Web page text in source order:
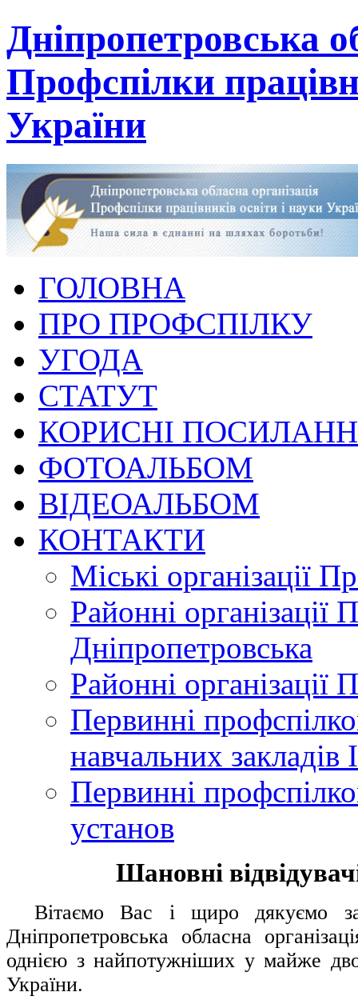
Дніпропетровська
Профспілки
України
ГОЛОВНА
ПРО ПРОФСПІЛКУ
УГОДА
СТАТУТ
КОРИСНІ
ФОТОАЛЬБОМ
ВІДЕОАЛЬБОМ
КОНТАКТИ
Міські організації
Районні організації
Дніпропетровська
Районні організації
Первинні
навчальних закладів
Первинні
установ
Шановні
Вітаємо Вас і щиро дякуємо за
Дніпропетровська обласна
однією з найпотужніших у майже
України.